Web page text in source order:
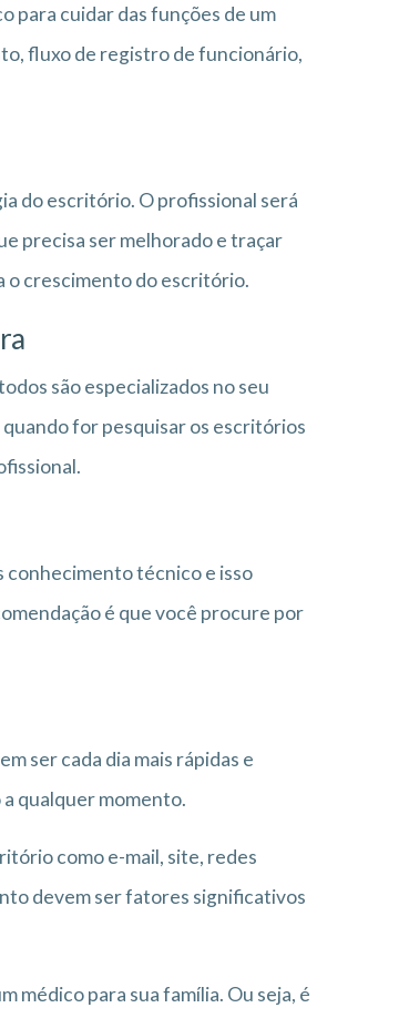
para cuidar das funções de um
fluxo de registro de funcionário,
do escritório. O profissional será
precisa ser melhorado e traçar
o crescimento do escritório.
são especializados no seu
for pesquisar os escritórios
conhecimento técnico e isso
é que você procure por
ser cada dia mais rápidas e
qualquer momento.
como e-mail, site, redes
devem ser fatores significativos
médico para sua família. Ou seja, é